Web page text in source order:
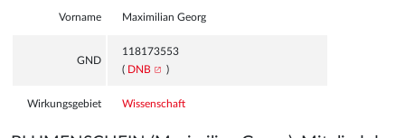
Vorname Maximilian Georg
GND
118173553
( DNB )
Wirkungsgebiet Wissenschaft